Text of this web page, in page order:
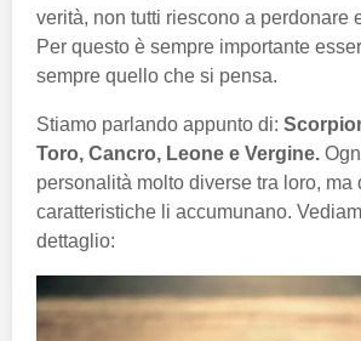
verità, non tutti riescono a perdonare
Per questo è sempre importante
sempre quello che si pensa.
Stiamo parlando appunto di:
Toro, Cancro, Leone e Vergine.
personalità molto diverse tra loro, ma
caratteristiche li accumunano.
dettaglio: